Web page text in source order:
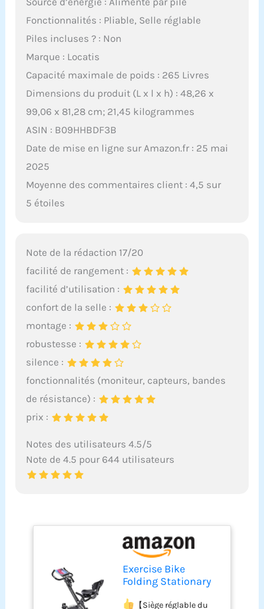
Fonctionnalités : Pliable, Selle réglable
Piles incluses ? : Non
Marque : Locatis
Capacité maximale de poids : 265 Livres
Dimensions du produit (L x l x h) : 48,26 x
99,06 x 81,28 cm; 21,45 kilogrammes
ASIN : B09HHBDF3B
Date de mise en ligne sur Amazon.fr : 25 mai
2025
Moyenne des commentaires client : 4,5 sur
5 étoiles
Note de la rédaction 17/20
facilité de rangement :
facilité d’utilisation :
confort de la selle :
montage :
robustesse :
silence :
fonctionnalités (moniteur, capteurs, bandes
de résistance) :
prix :
Notes des utilisateurs 4.5/5
Note de 4.5 pour 644 utilisateurs
Exercise Bike
Folding Stationary
Recumbent 3-in-1
【Siège réglable du